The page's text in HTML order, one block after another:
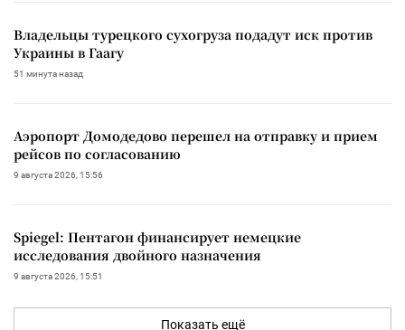
Владельцы турецкого сухогруза подадут иск против
Украины в Гаагу
51 минута назад
Аэропорт Домодедово перешел на отправку и прием
рейсов по согласованию
9 августа 2026, 15:56
Spiegel: Пентагон финансирует немецкие
исследования двойного назначения
9 августа 2026, 15:51
Показать ещё